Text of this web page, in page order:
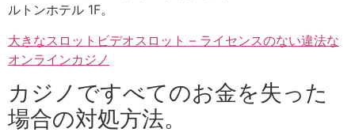
ルトンホテル 1F。
大きなスロットビデオスロット – ライセンスのない違法な
オンラインカジノ
カジノですべてのお金を失った
場合の対処方法。